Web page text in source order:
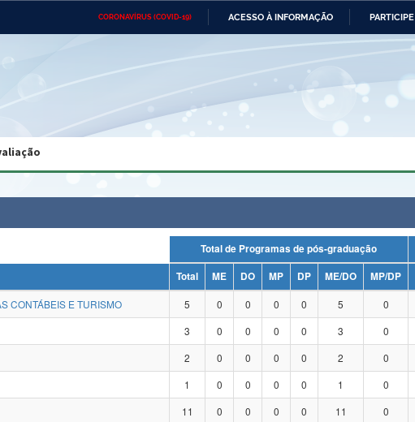
CORONAVÍRUS (COVID-19) ACESSO À INFORMAÇÃO PARTICIPE
Ministério das Relações Ministério da
Ministério do Desenvolvimento
Regional e dos Direitos
Advocacia-Geral da União Banco Central do Brasil Planalto
Total de Programas de pós-graduação
Total ME DO MP DP ME/DO MP/DP
CONTÁBEIS E TURISMO
5 0 0 0 0 5 0
3 0 0 0 0 3 0
2 0 0 0 0 2 0
1 0 0 0 0 1 0
11 0 0 0 0 11 0